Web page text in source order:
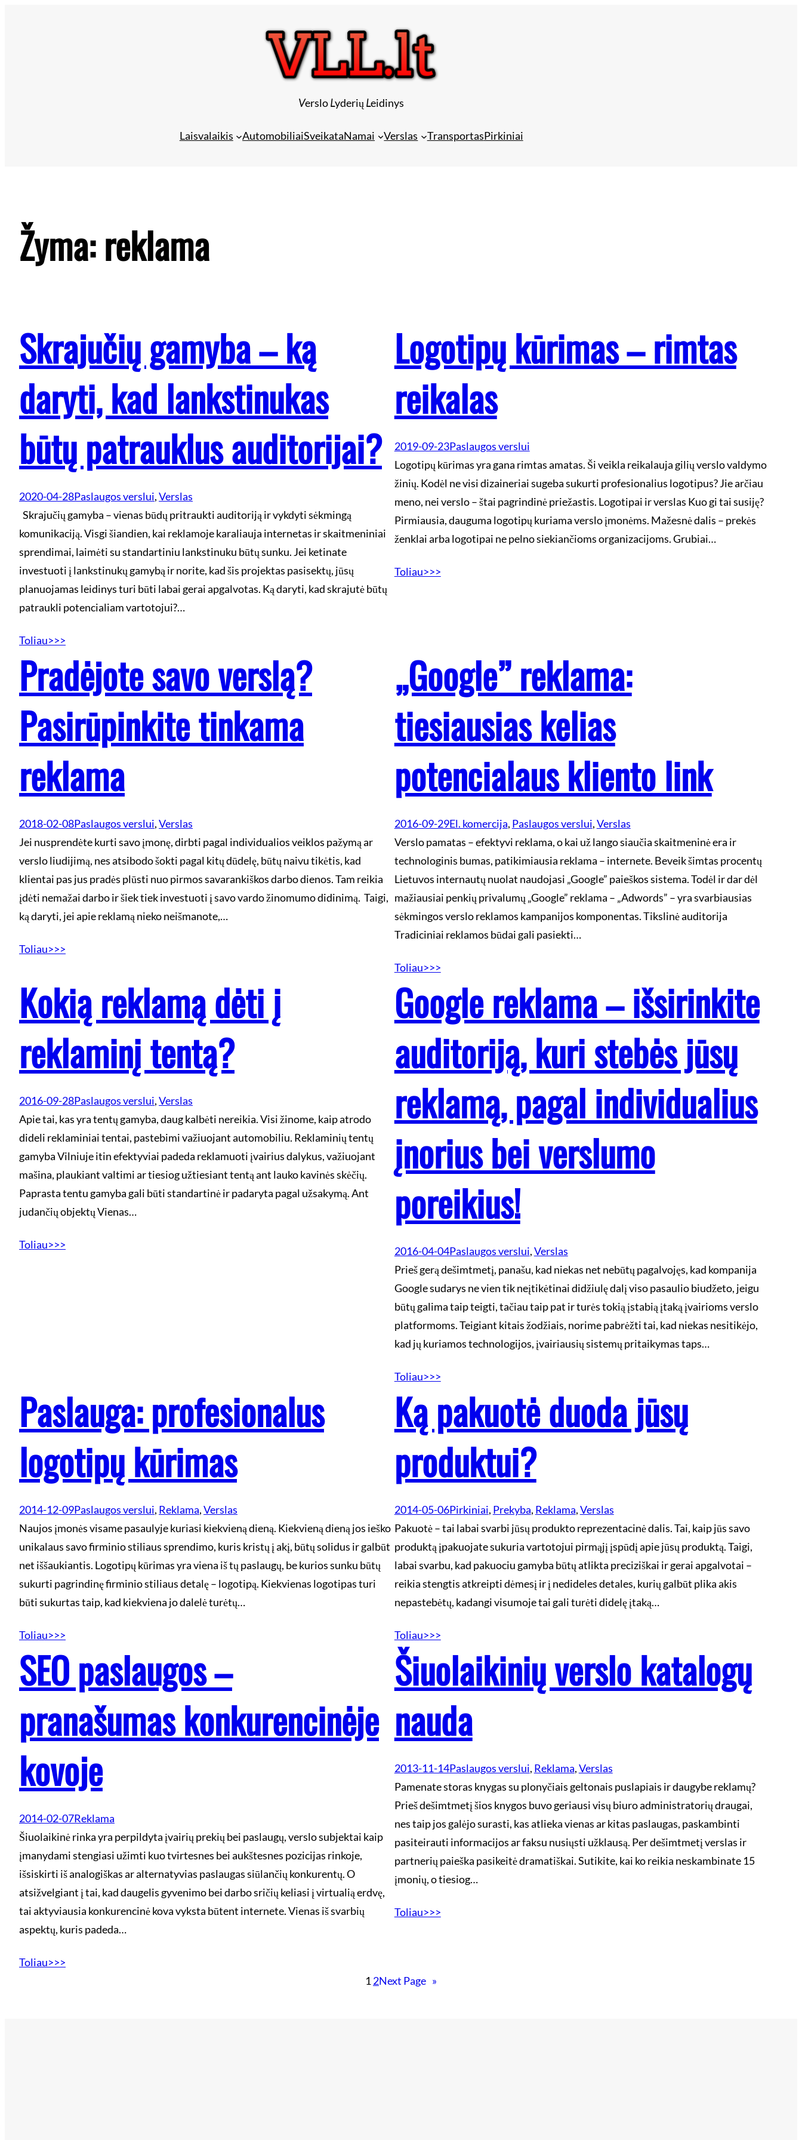
VersloLyderių Leidinys
Laisvalaikis AutomobiliaiSveikataNamai Verslas TransportasPirkiniai
Žyma:reklama
Skrajučių gamyba – ką
daryti, kad lankstinukas
būtų patrauklus auditorijai?
2020-04-28Paslaugos verslui, Verslas
Skrajučių gamyba – vienas būdų pritraukti auditoriją ir vykdyti sėkmingą
komunikaciją. Visgi šiandien, kai reklamoje karaliauja internetas ir skaitmeniniai
sprendimai, laimėti su standartiniu lankstinuku būtų sunku. Jei ketinate
investuoti į lankstinukų gamybą ir norite, kad šis projektas pasisektų, jūsų
planuojamas leidinys turi būti labai gerai apgalvotas. Ką daryti, kad skrajutė būtų
patraukli potencialiam vartotojui?…
Toliau>>>
Logotipų kūrimas – rimtas
reikalas
2019-09-23Paslaugos verslui
Logotipų kūrimas yra gana rimtas amatas. Ši veikla reikalauja gilių verslo valdymo
žinių. Kodėl ne visi dizaineriai sugeba sukurti profesionalius logotipus? Jie arčiau
meno, nei verslo – štai pagrindinė priežastis. Logotipai ir verslas Kuo gi tai susiję?
Pirmiausia, dauguma logotipų kuriama verslo įmonėms. Mažesnė dalis – prekės
ženklai arba logotipai ne pelno siekiančioms organizacijoms. Grubiai…
Toliau>>>
Pradėjote savo verslą?
Pasirūpinkite tinkama
reklama
2018-02-08Paslaugos verslui, Verslas
Jei nusprendėte kurti savo įmonę, dirbti pagal individualios veiklos pažymą ar
verslo liudijimą, nes atsibodo šokti pagal kitų dūdelę, būtų naivu tikėtis, kad
klientai pas jus pradės plūsti nuo pirmos savarankiškos darbo dienos. Tam reikia
įdėti nemažai darbo ir šiek tiek investuoti į savo vardo žinomumo didinimą. Taigi,
ką daryti, jei apie reklamą nieko neišmanote,…
Toliau>>>
„Google” reklama:
tiesiausias kelias
potencialaus kliento link
2016-09-29El. komercija, Paslaugos verslui, Verslas
Verslo pamatas – efektyvi reklama, o kai už lango siaučia skaitmeninė era ir
technologinis bumas, patikimiausia reklama – internete. Beveik šimtas procentų
Lietuvos internautų nuolat naudojasi „Google” paieškos sistema. Todėl ir dar dėl
mažiausiai penkių privalumų „Google” reklama – „Adwords” – yra svarbiausias
sėkmingos verslo reklamos kampanijos komponentas. Tikslinė auditorija
Tradiciniai reklamos būdai gali pasiekti…
Toliau>>>
Kokią reklamą dėti į
reklaminį tentą?
2016-09-28Paslaugos verslui, Verslas
Apie tai, kas yra tentų gamyba, daug kalbėti nereikia. Visi žinome, kaip atrodo
dideli reklaminiai tentai, pastebimi važiuojant automobiliu. Reklaminių tentų
gamyba Vilniuje itin efektyviai padeda reklamuoti įvairius dalykus, važiuojant
mašina, plaukiant valtimi ar tiesiog užtiesiant tentą ant lauko kavinės skėčių.
Paprasta tentu gamyba gali būti standartinė ir padaryta pagal užsakymą. Ant
judančių objektų Vienas…
Toliau>>>
Google reklama – išsirinkite
auditoriją, kuri stebės jūsų
reklamą, pagal individualius
įnorius bei verslumo
poreikius!
2016-04-04Paslaugos verslui, Verslas
Prieš gerą dešimtmetį, panašu, kad niekas net nebūtų pagalvojęs, kad kompanija
Google sudarys ne vien tik neįtikėtinai didžiulę dalį viso pasaulio biudžeto, jeigu
būtų galima taip teigti, tačiau taip pat ir turės tokią įstabią įtaką įvairioms verslo
platformoms. Teigiant kitais žodžiais, norime pabrėžti tai, kad niekas nesitikėjo,
kad jų kuriamos technologijos, įvairiausių sistemų pritaikymas taps…
Toliau>>>
Paslauga: profesionalus
logotipų kūrimas
2014-12-09Paslaugos verslui, Reklama, Verslas
Naujos įmonės visame pasaulyje kuriasi kiekvieną dieną. Kiekvieną dieną jos ieško
unikalaus savo firminio stiliaus sprendimo, kuris kristų į akį, būtų solidus ir galbūt
net iššaukiantis. Logotipų kūrimas yra viena iš tų paslaugų, be kurios sunku būtų
sukurti pagrindinę firminio stiliaus detalę – logotipą. Kiekvienas logotipas turi
būti sukurtas taip, kad kiekviena jo dalelė turėtų…
Toliau>>>
Ką pakuotė duoda jūsų
produktui?
2014-05-06Pirkiniai, Prekyba, Reklama, Verslas
Pakuotė – tai labai svarbi jūsų produkto reprezentacinė dalis. Tai, kaip jūs savo
produktą įpakuojate sukuria vartotojui pirmąjį įspūdį apie jūsų produktą. Taigi,
labai svarbu, kad pakuociu gamyba būtų atlikta preciziškai ir gerai apgalvotai –
reikia stengtis atkreipti dėmesį ir į nedideles detales, kurių galbūt plika akis
nepastebėtų, kadangi visumoje tai gali turėti didelę įtaką…
Toliau>>>
SEO paslaugos –
pranašumas konkurencinėje
kovoje
2014-02-07Reklama
Šiuolaikinė rinka yra perpildyta įvairių prekių bei paslaugų, verslo subjektai kaip
įmanydami stengiasi užimti kuo tvirtesnes bei aukštesnes pozicijas rinkoje,
išsiskirti iš analogiškas ar alternatyvias paslaugas siūlančių konkurentų. O
atsižvelgiant į tai, kad daugelis gyvenimo bei darbo sričių keliasi į virtualią erdvę,
tai aktyviausia konkurencinė kova vyksta būtent internete. Vienas iš svarbių
aspektų, kuris padeda…
Toliau>>>
Šiuolaikinių verslo katalogų
nauda
2013-11-14Paslaugos verslui, Reklama, Verslas
Pamenate storas knygas su plonyčiais geltonais puslapiais ir daugybe reklamų?
Prieš dešimtmetį šios knygos buvo geriausi visų biuro administratorių draugai,
nes taip jos galėjo surasti, kas atlieka vienas ar kitas paslaugas, paskambinti
pasiteirauti informacijos ar faksu nusiųsti užklausą. Per dešimtmetį verslas ir
partnerių paieška pasikeitė dramatiškai. Sutikite, kai ko reikia neskambinate 15
įmonių, o tiesiog…
Toliau>>>
12Next Page »